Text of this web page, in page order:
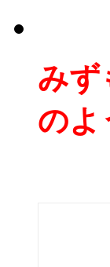
みず
のよ